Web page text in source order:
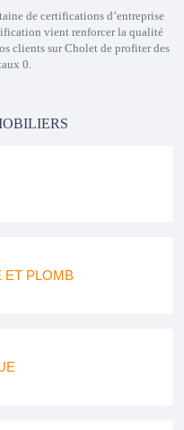
de certifications d’entreprise
vient renforcer la qualité
clients sur Cholet de profiter des
0.
ET PLOMB